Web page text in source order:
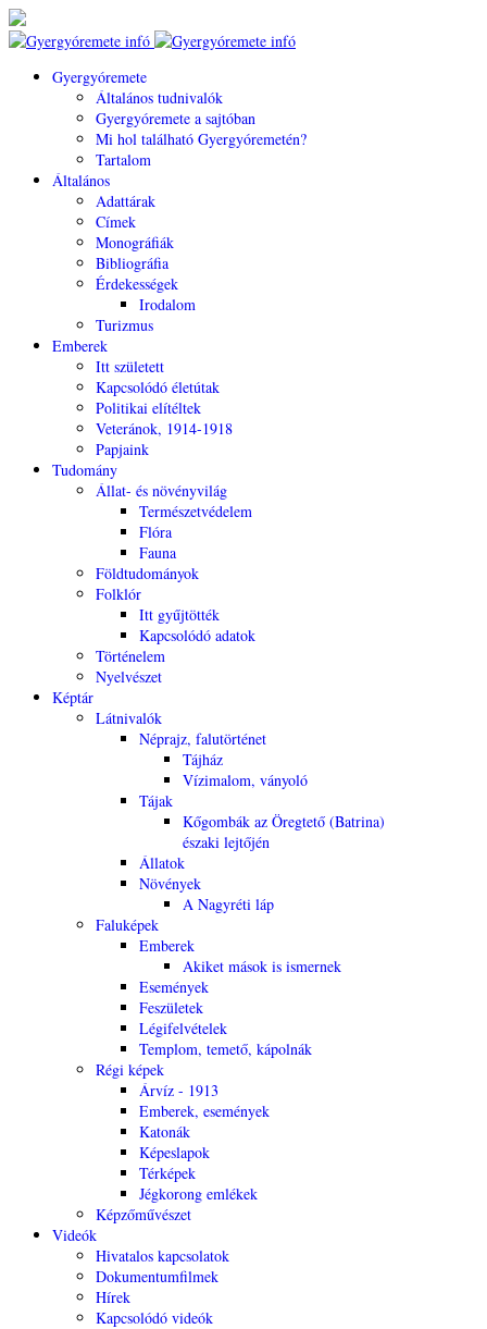
Gyergyóremete
Általános tudnivalók
Gyergyóremete a sajtóban
Mi hol található Gyergyóremetén?
Tartalom
Általános
Adattárak
Címek
Monográfiák
Bibliográfia
Érdekességek
Irodalom
Turizmus
Emberek
Itt született
Kapcsolódó életútak
Politikai elítéltek
Veteránok, 1914-1918
Papjaink
Tudomány
Állat- és növényvilág
Természetvédelem
Flóra
Fauna
Földtudományok
Folklór
Itt gyűjtötték
Kapcsolódó adatok
Történelem
Nyelvészet
Képtár
Látnivalók
Néprajz, falutörténet
Tájház
Vízimalom, ványoló
Tájak
Kőgombák az Öregtető (Batrina)
északi lejtőjén
Állatok
Növények
A Nagyréti láp
Faluképek
Emberek
Akiket mások is ismernek
Események
Feszületek
Légifelvételek
Templom, temető, kápolnák
Régi képek
Árvíz - 1913
Emberek, események
Katonák
Képeslapok
Térképek
Jégkorong emlékek
Képzőművészet
Videók
Hivatalos kapcsolatok
Dokumentumfilmek
Hírek
Kapcsolódó videók